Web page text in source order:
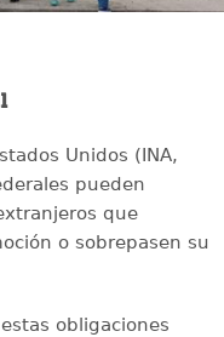
Unidos (INA,
pueden
que
o sobrepasen su
obligaciones